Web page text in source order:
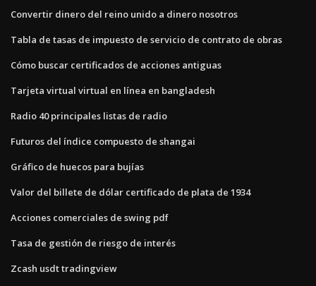
Convertir dinero del reino unido a dinero nosotros
Tabla de tasas de impuesto de servicio de contrato de obras
Cómo buscar certificados de acciones antiguas
Tarjeta virtual virtual en línea en bangladesh
Radio 40 principales listas de radio
Futuros del índice compuesto de shangai
Gráfico de huecos para bujías
Valor del billete de dólar certificado de plata de 1934
Acciones comerciales de swing pdf
Tasa de gestión de riesgo de interés
Zcash usdt tradingview